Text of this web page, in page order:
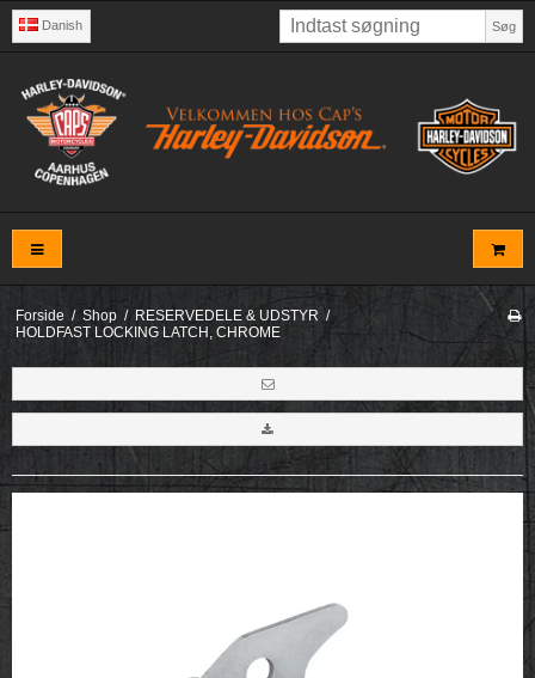
Danish Søg
Forside / Shop / RESERVEDELE & UDSTYR /
HOLDFAST LOCKING LATCH, CHROME